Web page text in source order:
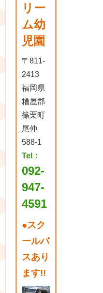
リー
ム幼
児園
〒811-
2413
福岡県
糟屋郡
篠栗町
尾仲
588-1
Tel：
092-
947-
4591
●スク
ールバ
スあり
ます!!